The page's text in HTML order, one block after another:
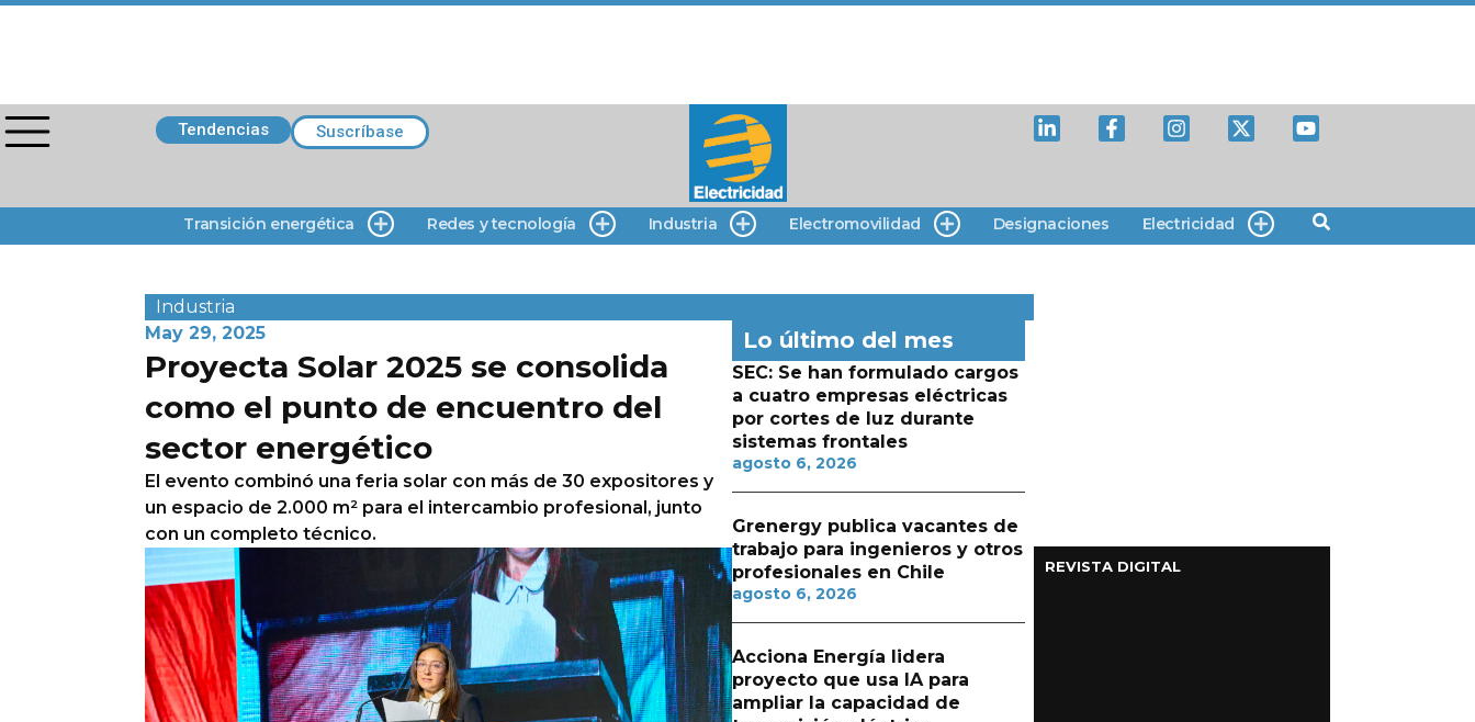
Tendencias Suscríbase
Transición energética Redes y tecnología Industria Electromovilidad Designaciones Electricidad
Industria
May 29, 2025
Proyecta Solar 2025 se consolida
como el punto de encuentro del
sector energético
El evento combinó una feria solar con más de 30 expositores y
un espacio de 2.000 m² para el intercambio profesional, junto
con un completo técnico.
Lo último del mes
SEC: Se han formulado cargos
a cuatro empresas eléctricas
por cortes de luz durante
sistemas frontales
agosto 6, 2026
Grenergy publica vacantes de
trabajo para ingenieros y otros
profesionales en Chile
agosto 6, 2026
Acciona Energía lidera
proyecto que usa IA para
ampliar la capacidad de
REVISTA DIGITAL